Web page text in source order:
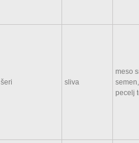
šeri sliva
meso
pecelj